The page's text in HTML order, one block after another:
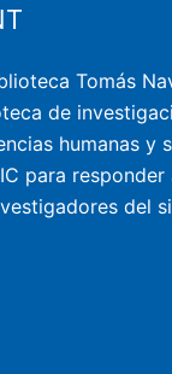
Tomás
de
humanas y
para
del